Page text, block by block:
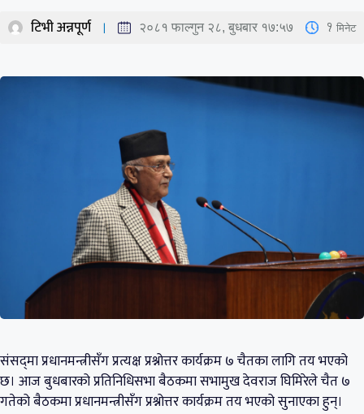
टिभी अन्नपूर्ण २०८१ फाल्गुन २८, बुधबार १७:५७ 1 मिनेट
संसद्‍मा प्रधानमन्त्रीसँग प्रत्यक्ष प्रश्नोत्तर कार्यक्रम ७ चैतका लागि तय भएको
छ। आज बुधबारको प्रतिनिधिसभा बैठकमा सभामुख देवराज घिमिरेले चैत ७
गतेको बैठकमा प्रधानमन्त्रीसँग प्रश्नोत्तर कार्यक्रम तय भएको सुनाएका हुन्।